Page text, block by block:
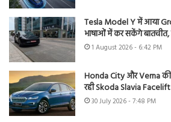
Tesla Model Y में आया
भाषाओं में कर सकेंगे बातचीत,
1 August 2026 - 6:42 PM
Honda City और Verna
रही Skoda Slavia Facelift
30 July 2026 - 7:48 PM